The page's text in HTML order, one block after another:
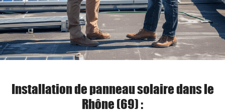
Installation de panneau solaire dans le
Rhône (69) :